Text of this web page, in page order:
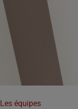
Les équipes